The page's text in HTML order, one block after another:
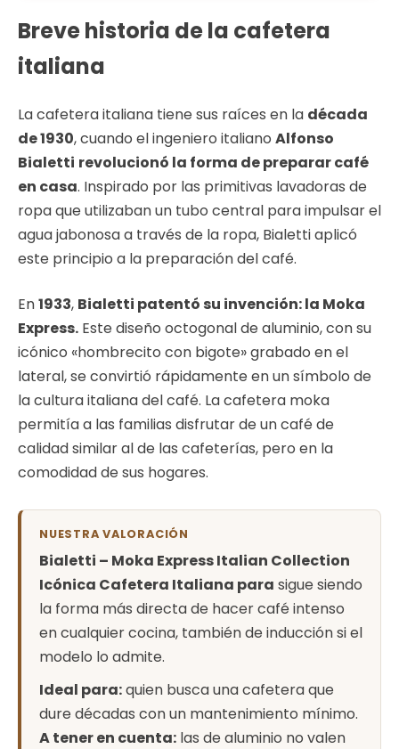
Breve historia de la cafetera
italiana
La cafetera italiana tiene sus raíces en la década
de 1930, cuando el ingeniero italiano Alfonso
Bialetti revolucionó la forma de preparar café
en casa. Inspirado por las primitivas lavadoras de
ropa que utilizaban un tubo central para impulsar el
agua jabonosa a través de la ropa, Bialetti aplicó
este principio a la preparación del café.
En1933, Bialetti patentó su invención: la Moka
Express. Este diseño octogonal de aluminio, con su
icónico «hombrecito con bigote» grabado en el
lateral, se convirtió rápidamente en un símbolo de
la cultura italiana del café. La cafetera moka
permitía a las familias disfrutar de un café de
calidad similar al de las cafeterías, pero en la
comodidad de sus hogares.
NUESTRA VALORACIÓN
Bialetti – Moka Express Italian Collection
Icónica Cafetera Italiana para sigue siendo
la forma más directa de hacer café intenso
en cualquier cocina, también de inducción si el
modelo lo admite.
Ideal para:quien busca una cafetera que
dure décadas con un mantenimiento mínimo.
A tener en cuenta: las de aluminio no valen